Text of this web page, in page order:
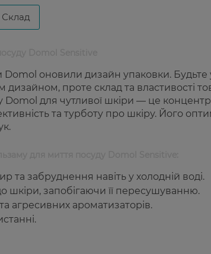
Склад
Domol оновили дизайн упаковки.
дизайном, проте склад та властивості
Domol для чутливої шкіри — це
та турботу про шкіру. Його
та забруднення навіть у холодній воді.
шкіри, запобігаючи її пересушуванню.
агресивних ароматизаторів.